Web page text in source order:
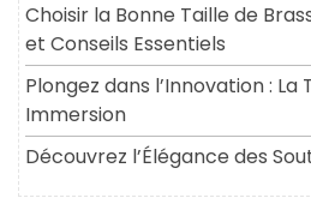
Choisir la Bonne Taille de
et Conseils Essentiels
Plongez dans l’Innovation :
Immersion
Découvrez l’Élégance des